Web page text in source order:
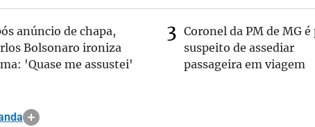
anúncio de chapa,
Bolsonaro ironiza
'Quase me assustei'
Coronel da PM de MG é
suspeito de assediar
passageira em viagem